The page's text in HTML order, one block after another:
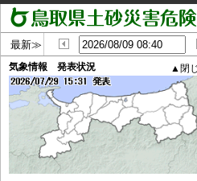
最新≫
気象情報 発表状況